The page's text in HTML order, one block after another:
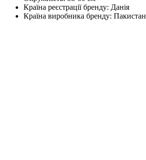
Країна реєстрації бренду: Данія
Країна виробника бренду: Пакистан